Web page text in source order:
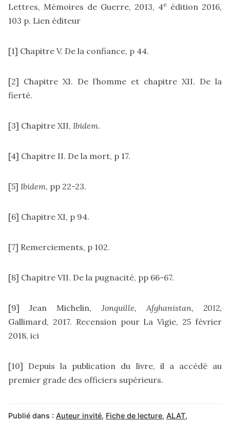
Lettres, Mémoires de Guerre, 2013, 4e édition 2016,
103 p. Lien éditeur
[1] Chapitre V. De la confiance, p 44.
[2] Chapitre XI. De l’homme et chapitre XII. De la
fierté.
[3] Chapitre XII, Ibidem.
[4] Chapitre II. De la mort, p 17.
[5] Ibidem, pp 22-23.
[6] Chapitre XI, p 94.
[7] Remerciements, p 102.
[8] Chapitre VII. De la pugnacité, pp 66-67.
[9] Jean Michelin, Jonquille, Afghanistan, 2012,
Gallimard, 2017. Recension pour La Vigie, 25 février
2018, ici
[10] Depuis la publication du livre, il a accédé au
premier grade des officiers supérieurs.
Publié dans : Auteur invité, Fiche de lecture, ALAT,